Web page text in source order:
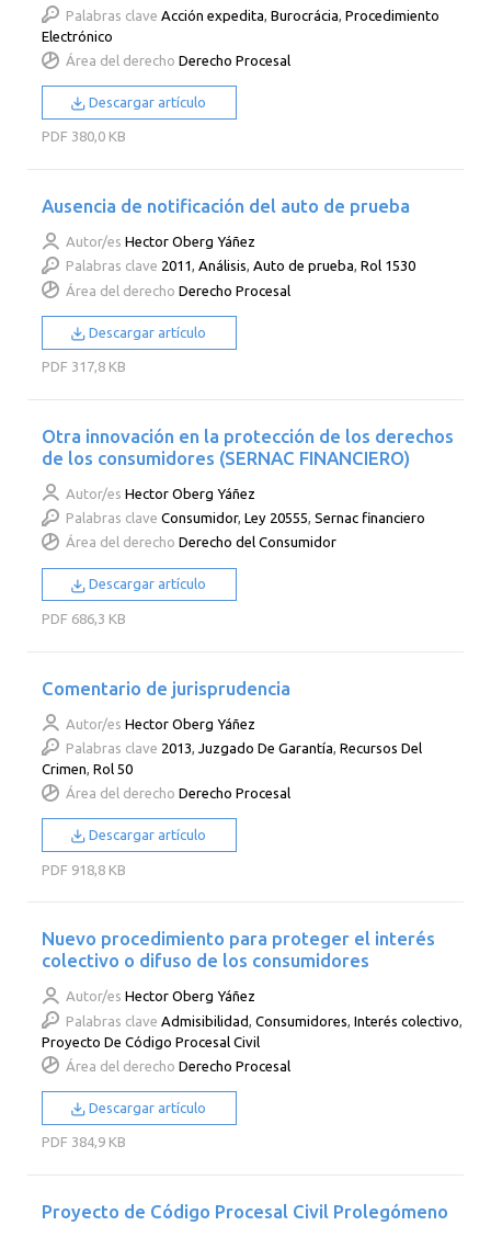
Palabras clave Acción expedita ,Burocrácia ,Procedimiento
Electrónico
Área del derecho Derecho Procesal
Descargar artículo
PDF 380,0 KB
Ausencia de notificación del auto de prueba
Autor/es Hector Oberg Yáñez
Palabras clave 2011,Análisis,Auto de prueba,Rol 1530
Área del derecho Derecho Procesal
Descargar artículo
PDF 317,8 KB
Otra innovación en la protección de los derechos
de los consumidores (SERNAC FINANCIERO)
Autor/es Hector Oberg Yáñez
Palabras clave Consumidor,Ley 20555,Sernac financiero
Área del derecho Derecho del Consumidor
Descargar artículo
PDF 686,3 KB
Comentario de jurisprudencia
Autor/es Hector Oberg Yáñez
Palabras clave 2013,Juzgado De Garantía,Recursos Del
Crimen,Rol 50
Área del derecho Derecho Procesal
Descargar artículo
PDF 918,8 KB
Nuevo procedimiento para proteger el interés
colectivo o difuso de los consumidores
Autor/es Hector Oberg Yáñez
Palabras clave Admisibilidad ,Consumidores ,Interés colectivo
Proyecto De Código Procesal Civil
Área del derecho Derecho Procesal
Descargar artículo
PDF 384,9 KB
Proyecto de Código Procesal Civil Prolegómeno